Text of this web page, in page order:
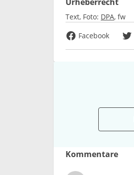
Text, Foto: DPA fw
Facebook
Kommentare